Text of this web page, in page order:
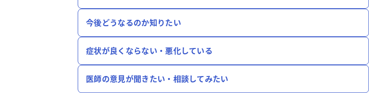
今後どうなるのか知りたい
症状が良くならない・悪化している
医師の意見が聞きたい・相談してみたい